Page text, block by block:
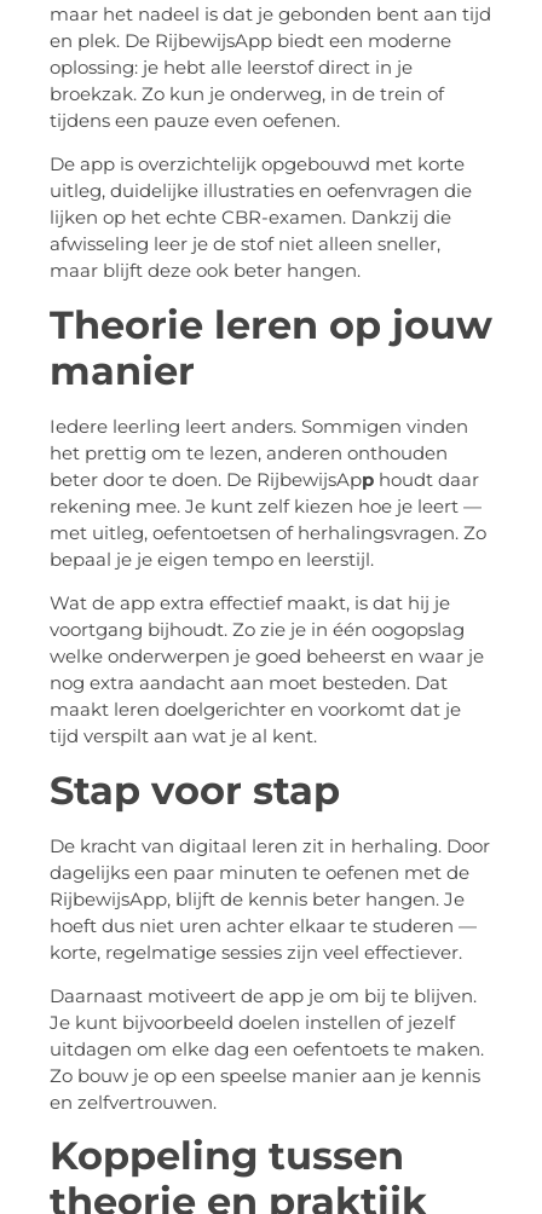
maar het nadeel is dat je gebonden bent aan tijd
en plek. De RijbewijsApp biedt een moderne
oplossing: je hebt alle leerstof direct in je
broekzak. Zo kun je onderweg, in de trein of
tijdens een pauze even oefenen.
De app is overzichtelijk opgebouwd met korte
uitleg, duidelijke illustraties en oefenvragen die
lijken op het echte CBR-examen. Dankzij die
afwisseling leer je de stof niet alleen sneller,
maar blijft deze ook beter hangen.
Theorie leren op jouw
manier
Iedere leerling leert anders. Sommigen vinden
het prettig om te lezen, anderen onthouden
beter door te doen. De RijbewijsApp houdt daar
rekening mee. Je kunt zelf kiezen hoe je leert —
met uitleg, oefentoetsen of herhalingsvragen. Zo
bepaal je je eigen tempo en leerstijl.
Wat de app extra effectief maakt, is dat hij je
voortgang bijhoudt. Zo zie je in één oogopslag
welke onderwerpen je goed beheerst en waar je
nog extra aandacht aan moet besteden. Dat
maakt leren doelgerichter en voorkomt dat je
tijd verspilt aan wat je al kent.
Stap voor stap
De kracht van digitaal leren zit in herhaling. Door
dagelijks een paar minuten te oefenen met de
RijbewijsApp, blijft de kennis beter hangen. Je
hoeft dus niet uren achter elkaar te studeren —
korte, regelmatige sessies zijn veel effectiever.
Daarnaast motiveert de app je om bij te blijven.
Je kunt bijvoorbeeld doelen instellen of jezelf
uitdagen om elke dag een oefentoets te maken.
Zo bouw je op een speelse manier aan je kennis
en zelfvertrouwen.
Koppeling tussen
theorie en praktijk